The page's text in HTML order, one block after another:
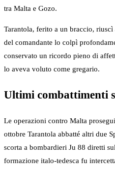
tra Malta e Gozo.
Tarantola, ferito a un braccio,
del comandante lo colpì
conservato un ricordo pieno di
lo aveva voluto come gregario.
Ultimi combattimenti
Le operazioni contro Malta
ottobre Tarantola abbatté altri due
scorta a bombardieri Ju 88 diretti
formazione italo-tedesca fu